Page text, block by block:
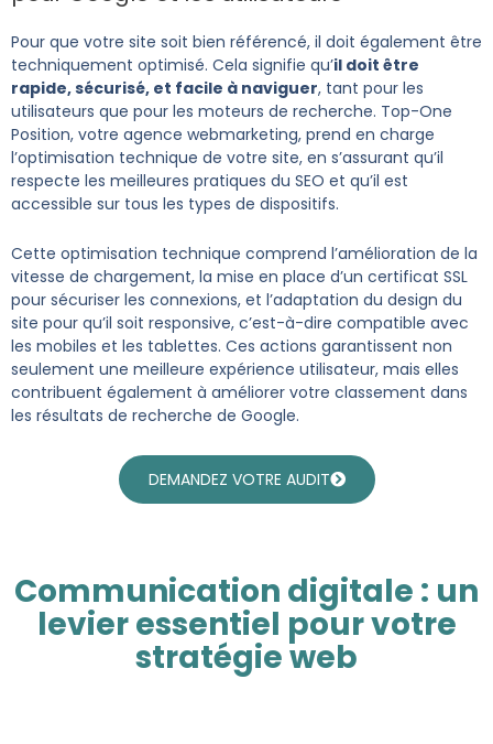
Pour que votre site soit bien référencé, il doit également être
techniquement optimisé. Cela signifie qu’il doit être
rapide, sécurisé, et facile à naviguer, tant pour les
utilisateurs que pour les moteurs de recherche. Top-One
Position, votre agence webmarketing, prend en charge
l’optimisation technique de votre site, en s’assurant qu’il
respecte les meilleures pratiques du SEO et qu’il est
accessible sur tous les types de dispositifs.
Cette optimisation technique comprend l’amélioration de la
vitesse de chargement, la mise en place d’un certificat SSL
pour sécuriser les connexions, et l’adaptation du design du
site pour qu’il soit responsive, c’est-à-dire compatible avec
les mobiles et les tablettes. Ces actions garantissent non
seulement une meilleure expérience utilisateur, mais elles
contribuent également à améliorer votre classement dans
les résultats de recherche de Google.
DEMANDEZ VOTRE AUDIT
Communication digitale : un
levier essentiel pour votre
stratégie web